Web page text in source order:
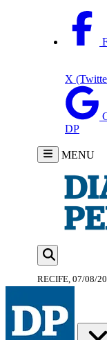
X
DP
MENU
RECIFE, 07/08/